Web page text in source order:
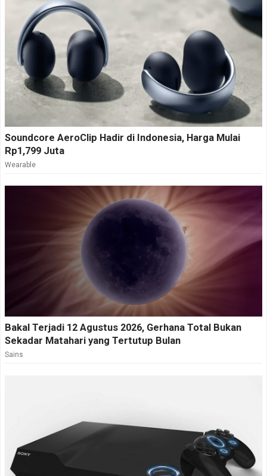
Soundcore AeroClip Hadir di Indonesia, Harga Mulai
Rp1,799 Juta
Wearable
Bakal Terjadi 12 Agustus 2026, Gerhana Total Bukan
Sekadar Matahari yang Tertutup Bulan
Sains